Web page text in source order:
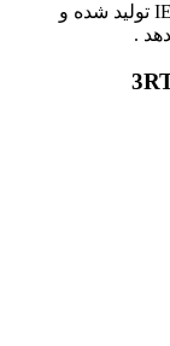
این تجهیز مطابق با استاندارد های بین المللی IEC تولید شده و
.